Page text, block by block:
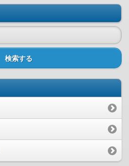
検索する